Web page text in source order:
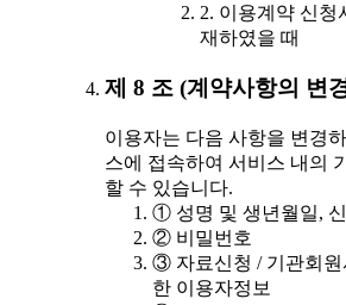
2. 이용계약 신청
재하였을 때
제 8 조 (계약사항의 변
이용자는 다음 사항을 변경
스에 접속하여 서비스 내의
할 수 있습니다.
① 성명 및 생년월일,
② 비밀번호
③ 자료신청 / 기관회원
한 이용자정보